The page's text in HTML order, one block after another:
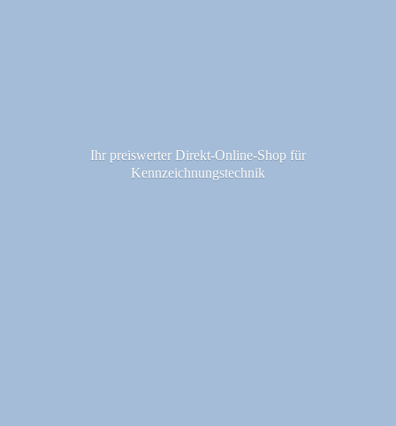
Ihr preiswerter Direkt-Online-Shop für
Kennzeichnungstechnik